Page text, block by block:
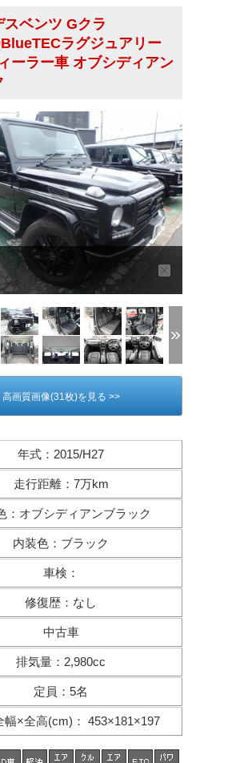
スベンツ Gクラ
ラグジュアリー
ーラー車 オブシディアン
高画質画像(31枚)を見る >>
年式 ： 2015/H27
走行距離： 7万km
： オブシディアンブラック
内装色 ： ブラック
車検 ：
修復歴 ： なし
中古車
排気量 ： 2,980cc
定員 ： 5名
幅×全高(cm) ： 453×181×197